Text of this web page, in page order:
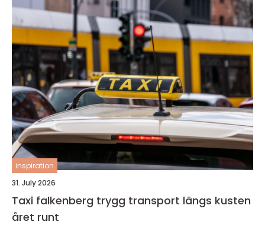
inspiration
31. July 2026
Taxi falkenberg trygg transport längs kusten
året runt